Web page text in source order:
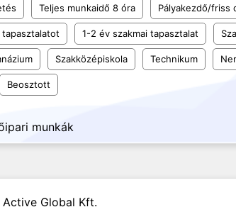
Teljes munkaidő 8 óra Pályakezdő/friss
1-2 év szakmai tapasztalat
Szakközépiskola Technikum
Beosztott
munkák
Active Global Kft.